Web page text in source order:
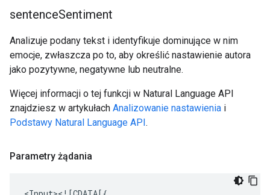
sentenceSentiment
Analizuje podany tekst i identyfikuje dominujące w nim
emocje, zwłaszcza po to, aby określić nastawienie autora
jako pozytywne, negatywne lub neutralne.
Więcej informacji o tej funkcji w Natural Language API
znajdziesz w artykułach Analizowanie nastawienia i
Podstawy Natural Language API.
Parametry żądania